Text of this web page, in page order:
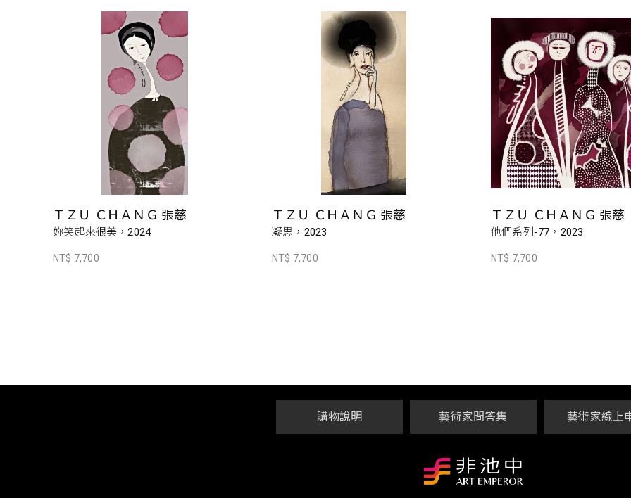
ＴＺＵ ＣＨＡＮＧ 張慈
妳笑起來很美，2024
NT$ 7,700
ＴＺＵ ＣＨＡＮＧ 張慈
凝思，2023
NT$ 7,700
ＴＺＵ ＣＨＡＮＧ 張慈
他們系列-77，2023
NT$ 7,700
購物說明 藝術家問答集 藝術家線上